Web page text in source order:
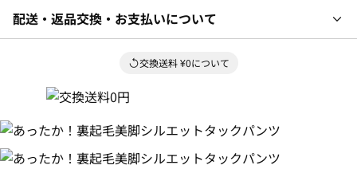
配送・返品交換・お支払いについて
交換送料 ¥0について